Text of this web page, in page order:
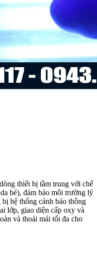
thiết bị tầm trung với chế
bé), đảm bảo môi trường lý
hệ thống cảnh báo thông
lớp, giao diện cấp oxy và
và thoải mái tối đa cho